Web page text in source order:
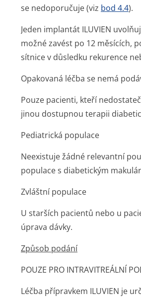
se nedoporučuje (viz bod 4.4).
Jeden implantát ILUVIEN
možné zavést po 12 měsících,
sítnice v důsledku rekurence
Opakovaná léčba se nemá
Pouze pacienti, kteří
jinou dostupnou terapii
Pediatrická populace
Neexistuje žádné relevantní
populace s diabetickým
Zvláštní populace
U starších pacientů nebo u
úprava dávky.
Způsob podání
POUZE PRO INTRAVITREÁLNÍ
Léčba přípravkem ILUVIEN je